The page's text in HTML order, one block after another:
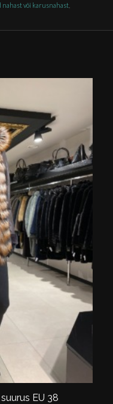
nahast või karusnahast,
EU 38